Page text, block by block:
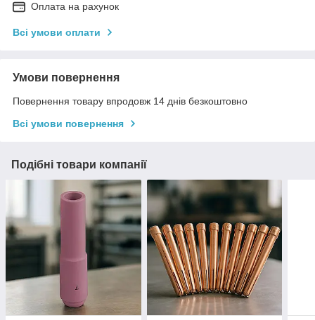
Оплата на рахунок
Всі умови оплати
Умови повернення
Повернення товару впродовж 14 днів безкоштовно
Всі умови повернення
Подібні товари компанії